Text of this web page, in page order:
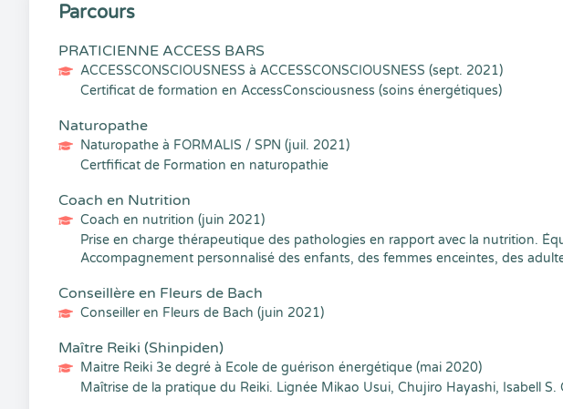
Parcours
PRATICIENNE ACCESS BARS
ACCESSCONSCIOUSNESS à ACCESSCONSCIOUSNESS (sept. 2021)
Certificat de formation en AccessConsciousness (soins énergétiques)
Naturopathe
Naturopathe à FORMALIS / SPN (juil. 2021)
Certfificat de Formation en naturopathie
Coach en Nutrition
Coach en nutrition (juin 2021)
Prise en charge thérapeutique des pathologies en rapport avec la nutrition.
Accompagnement personnalisé des enfants, des femmes enceintes, des
Conseillère en Fleurs de Bach
Conseiller en Fleurs de Bach (juin 2021)
Maître Reiki (Shinpiden)
Maitre Reiki 3e degré à Ecole de guérison énergétique (mai 2020)
Maîtrise de la pratique du Reiki. Lignée Mikao Usui, Chujiro Hayashi, Isabell S.